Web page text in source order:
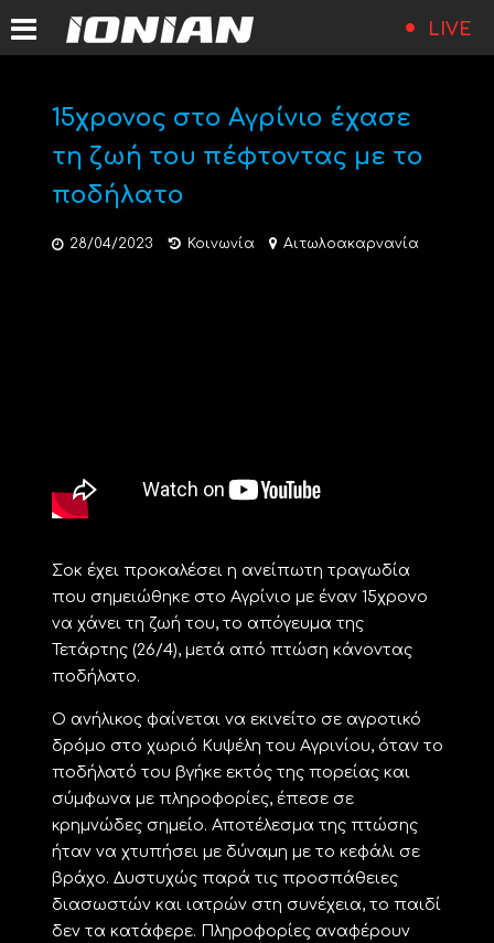
LIVE
15χρονος στο Αγρίνιο έχασε
τη ζωή του πέφτοντας με το
ποδήλατο
28/04/2023 Κοινωνία Αιτωλοακαρνανία
Σοκ έχει προκαλέσει η ανείπωτη τραγωδία
που σημειώθηκε στο Αγρίνιο με έναν 15χρονο
να χάνει τη ζωή του, το απόγευμα της
Τετάρτης (26/4), μετά από πτώση κάνοντας
ποδήλατο.
Ο ανήλικος φαίνεται να εκινείτο σε αγροτικό
δρόμο στο χωριό Κυψέλη του Αγρινίου, όταν το
ποδήλατό του βγήκε εκτός της πορείας και
σύμφωνα με πληροφορίες, έπεσε σε
κρημνώδες σημείο. Αποτέλεσμα της πτώσης
ήταν να χτυπήσει με δύναμη με το κεφάλι σε
βράχο. Δυστυχώς παρά τις προσπάθειες
διασωστών και ιατρών στη συνέχεια, το παιδί
δεν τα κατάφερε. Πληροφορίες αναφέρουν